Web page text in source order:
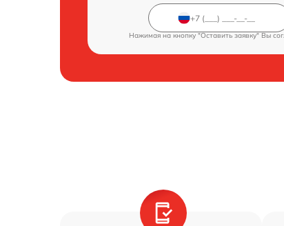
Нажимая на кнопку "Оставить заявку" Вы